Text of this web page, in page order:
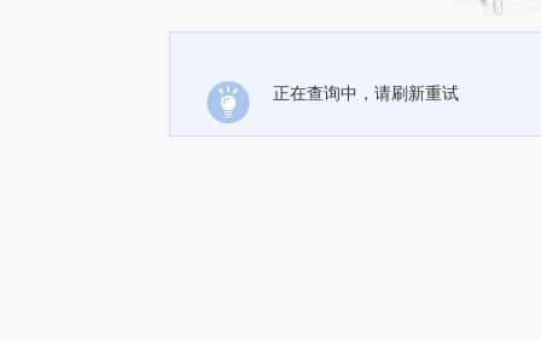
正在查询中，请刷新重试